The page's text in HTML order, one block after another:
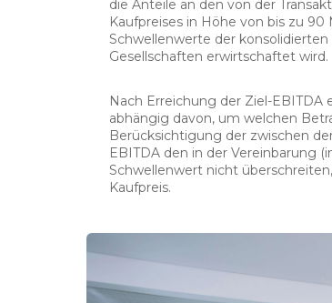
die Anteile an den von der
Kaufpreises in Höhe von bis zu
Schwellenwerte der
Gesellschaften erwirtschaftet wird.
Nach Erreichung der Ziel-
abhängig davon, um welchen
Berücksichtigung der zwischen
EBITDA den in der Vereinbarung
Schwellenwert nicht
Kaufpreis.